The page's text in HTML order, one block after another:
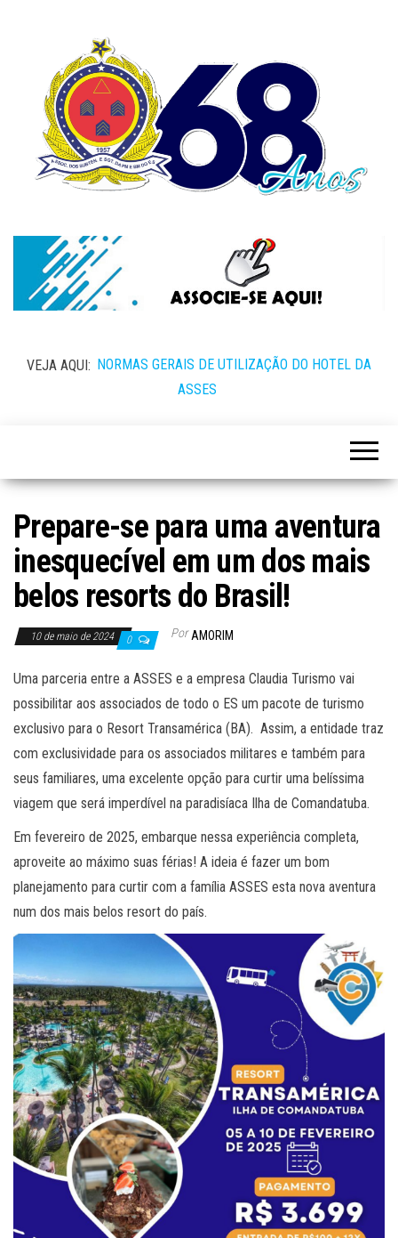
VEJA AQUI: NORMAS GERAIS DE UTILIZAÇÃO DO HOTEL DA
ASSES
Prepare-se para uma aventura
inesquecível em um dos mais
belos resorts do Brasil!
10 de maio de 2024 0 Por AMORIM
Uma parceria entre a ASSES e a empresa Claudia Turismo vai
possibilitar aos associados de todo o ES um pacote de turismo
exclusivo para o Resort Transamérica (BA). Assim, a entidade traz
com exclusividade para os associados militares e também para
seus familiares, uma excelente opção para curtir uma belíssima
viagem que será imperdível na paradisíaca Ilha de Comandatuba.
Em fevereiro de 2025, embarque nessa experiência completa,
aproveite ao máximo suas férias! A ideia é fazer um bom
planejamento para curtir com a família ASSES esta nova aventura
num dos mais belos resort do país.